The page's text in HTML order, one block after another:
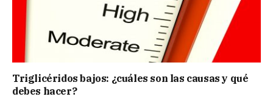
Triglicéridos bajos: ¿cuáles son las causas y qué
debes hacer?